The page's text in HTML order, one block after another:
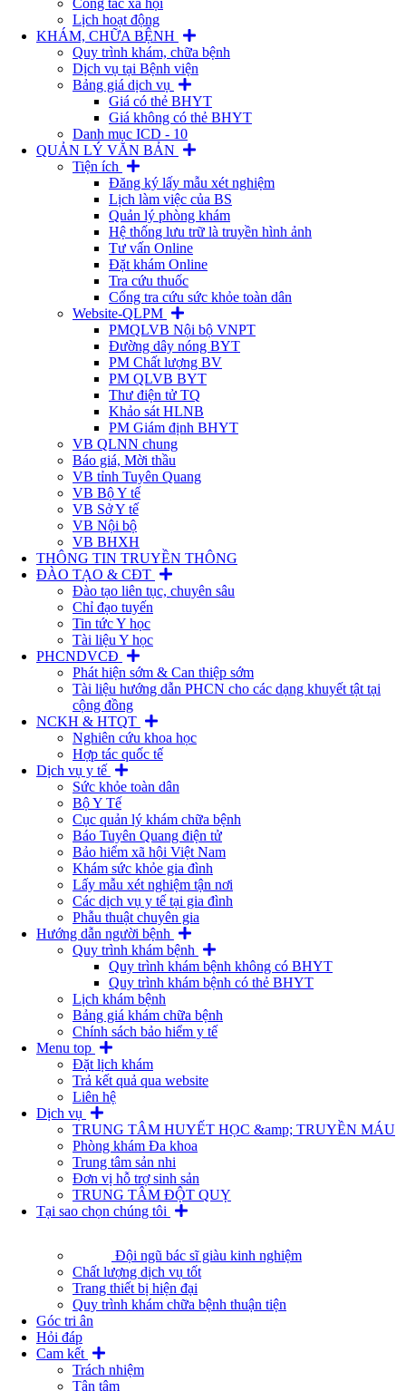
Công tác xã hội
Lịch hoạt động
KHÁM, CHỮA BỆNH
Quy trình khám, chữa bệnh
Dịch vụ tại Bệnh viện
Bảng giá dịch vụ
Giá có thẻ BHYT
Giá không có thẻ BHYT
Danh mục ICD - 10
QUẢN LÝ VĂN BẢN
Tiện ích
Đăng ký lấy mẫu xét nghiệm
Lịch làm việc của BS
Quản lý phòng khám
Hệ thống lưu trữ là truyền hình ảnh
Tư vấn Online
Đặt khám Online
Tra cứu thuốc
Cổng tra cứu sức khỏe toàn dân
Website-QLPM
PMQLVB Nội bộ VNPT
Đường dây nóng BYT
PM Chất lượng BV
PM QLVB BYT
Thư điện tử TQ
Khảo sát HLNB
PM Giám định BHYT
VB QLNN chung
Báo giá, Mời thầu
VB tỉnh Tuyên Quang
VB Bộ Y tế
VB Sở Y tế
VB Nội bộ
VB BHXH
THÔNG TIN TRUYỀN THÔNG
ĐÀO TẠO & CĐT
Đào tạo liên tục, chuyên sâu
Chỉ đạo tuyến
Tin tức Y học
Tài liệu Y học
PHCNDVCĐ
Phát hiện sớm & Can thiệp sớm
Tài liệu hướng dẫn PHCN cho các dạng khuyết tật tại
cộng đồng
NCKH & HTQT
Nghiên cứu khoa học
Hợp tác quốc tế
Dịch vụ y tế
Sức khỏe toàn dân
Bộ Y Tế
Cục quản lý khám chữa bệnh
Báo Tuyên Quang điện tử
Bảo hiểm xã hội Việt Nam
Khám sức khỏe gia đình
Lấy mẫu xét nghiệm tận nơi
Các dịch vụ y tế tại gia đình
Phẫu thuật chuyên gia
Hướng dẫn người bệnh
Quy trình khám bệnh
Quy trình khám bệnh không có BHYT
Quy trình khám bệnh có thẻ BHYT
Lịch khám bệnh
Bảng giá khám chữa bệnh
Chính sách bảo hiểm y tế
Menu top
Đặt lịch khám
Trả kết quả qua website
Liên hệ
Dịch vụ
TRUNG TÂM HUYẾT HỌC &amp; TRUYỀN MÁU
Phòng khám Đa khoa
Trung tâm sản nhi
Đơn vị hỗ trợ sinh sản
TRUNG TÂM ĐỘT QUỴ
Tại sao chọn chúng tôi
Đội ngũ bác sĩ giàu kinh nghiệm
Chất lượng dịch vụ tốt
Trang thiết bị hiện đại
Quy trình khám chữa bệnh thuận tiện
Góc tri ân
Hỏi đáp
Cam kết
Trách nhiệm
Tận tâm